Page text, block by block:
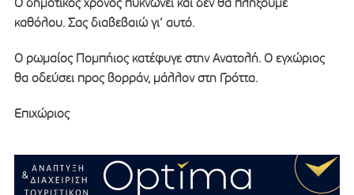
Ο δημοτικός χρόνος πυκνώνει και δεν θα πλήξουμε
καθόλου. Σας διαβεβαιώ γι’ αυτό.
O ρωμαίος Πομπήιος κατέφυγε στην Ανατολή. Ο εγχώριος
θα οδεύσει προς βορράν, μάλλον στη Γρόττα.
Επιχώριος